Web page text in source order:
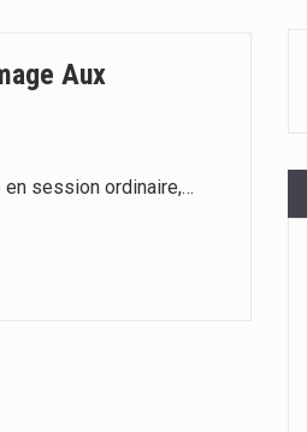
lancé…
Aux
en session ordinaire,…